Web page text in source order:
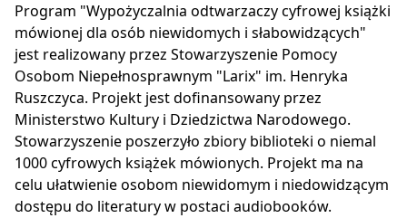
Program "Wypożyczalnia odtwarzaczy cyfrowej książki
mówionej dla osób niewidomych i słabowidzących"
jest realizowany przez Stowarzyszenie Pomocy
Osobom Niepełnosprawnym "Larix" im. Henryka
Ruszczyca. Projekt jest dofinansowany przez
Ministerstwo Kultury i Dziedzictwa Narodowego.
Stowarzyszenie poszerzyło zbiory biblioteki o niemal
1000 cyfrowych książek mówionych. Projekt ma na
celu ułatwienie osobom niewidomym i niedowidzącym
dostępu do literatury w postaci audiobooków.